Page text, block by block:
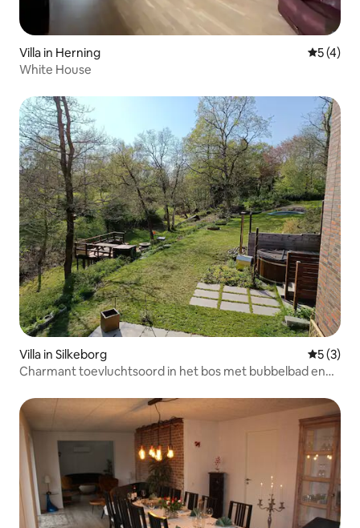
Villa in Herning
5 (4)
White House
Villa in Silkeborg
5 (3)
Charmant toevluchtsoord in het bos met bubbelbad en